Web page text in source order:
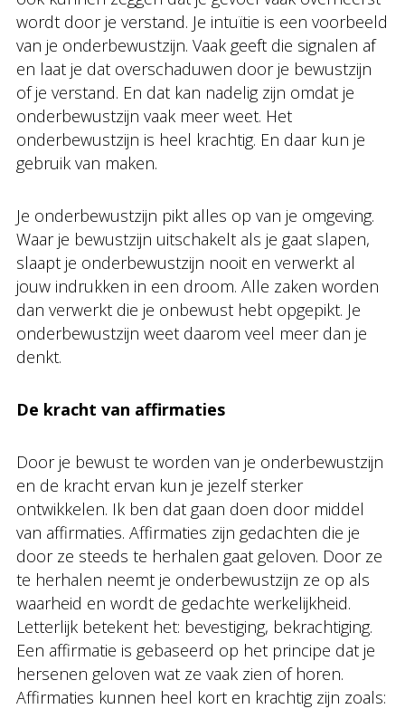
wordt door je verstand. Je intuïtie is een voorbeeld
van je onderbewustzijn. Vaak geeft die signalen af
en laat je dat overschaduwen door je bewustzijn
of je verstand. En dat kan nadelig zijn omdat je
onderbewustzijn vaak meer weet. Het
onderbewustzijn is heel krachtig. En daar kun je
gebruik van maken.
Je onderbewustzijn pikt alles op van je omgeving.
Waar je bewustzijn uitschakelt als je gaat slapen,
slaapt je onderbewustzijn nooit en verwerkt al
jouw indrukken in een droom. Alle zaken worden
dan verwerkt die je onbewust hebt opgepikt. Je
onderbewustzijn weet daarom veel meer dan je
denkt.
De kracht van affirmaties
Door je bewust te worden van je onderbewustzijn
en de kracht ervan kun je jezelf sterker
ontwikkelen. Ik ben dat gaan doen door middel
van affirmaties. Affirmaties zijn gedachten die je
door ze steeds te herhalen gaat geloven. Door ze
te herhalen neemt je onderbewustzijn ze op als
waarheid en wordt de gedachte werkelijkheid.
Letterlijk betekent het: bevestiging, bekrachtiging.
Een affirmatie is gebaseerd op het principe dat je
hersenen geloven wat ze vaak zien of horen.
Affirmaties kunnen heel kort en krachtig zijn zoals: